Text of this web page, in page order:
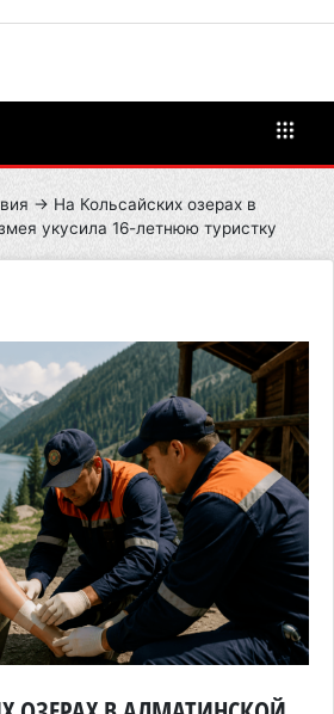
→ На Кольсайских озерах в
укусила 16-летнюю туристку